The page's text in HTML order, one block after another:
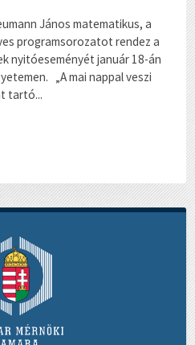
János matematikus, a
programsorozatot rendez a
nyitóeseményét január 18-án
„A mai nappal veszi
tartó...